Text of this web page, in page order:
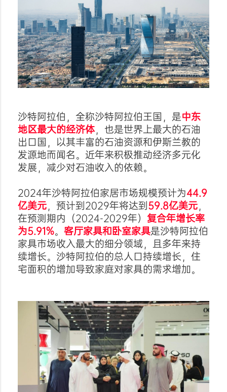
沙特阿拉伯，全称沙特阿拉伯王国，是中东
地区最大的经济体，也是世界上最大的石油
出口国，以其丰富的石油资源和伊斯兰教的
发源地而闻名。近年来积极推动经济多元化
发展，减少对石油收入的依赖。
2024年沙特阿拉伯家居市场规模预计为44.9
亿美元，预计到2029年将达到59.8亿美元，
在预测期内（2024-2029年） 复合年增长率
为5.91%。 客厅家具和卧室家具是沙特阿拉伯
家具市场收入最大的细分领域，且多年来持
续增长。沙特阿拉伯的总人口持续增长，住
宅面积的增加导致家庭对家具的需求增加。